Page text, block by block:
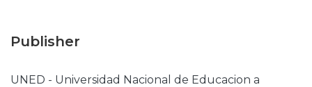
Publisher
UNED - Universidad Nacional de Educacion a